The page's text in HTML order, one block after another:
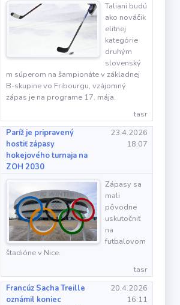
Taliani budú
ako nováčik
elitnej
kategórie
druhým
slovenský
m súperom na šampionáte v základnej
B-skupine vo Fribourgu, vzájomný
zápas je na programe 17. mája.
tasr
Paríž je pripravený
hostiť zápasy
hokejového turnaja na
ZOH 2030
23.4.2026
18:07
Zápasy sa
mali
pôvodne
uskutočniť
na
futbalovom
štadióne v Nice.
tasr
Francúz Sacha Treille
oznámil koniec
20.4.2026
16:11